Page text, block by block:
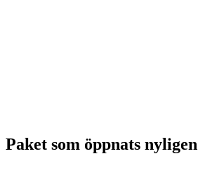
Paket som öppnats nyligen